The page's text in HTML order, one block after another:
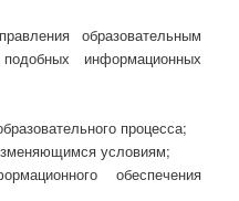
образовательным
информационных
процесса;
условиям;
обеспечения